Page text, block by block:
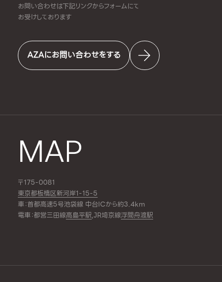
お問い合わせは下記リンクからフォームにて
お受けしております
AZAにお問い合わせをする
MAP
〒175-0081
東京都板橋区新河岸1-15-5
車：首都高速5号池袋線 中台ICから約3.4km
電車：都営三田線高島平駅,JR埼京線浮間舟渡駅